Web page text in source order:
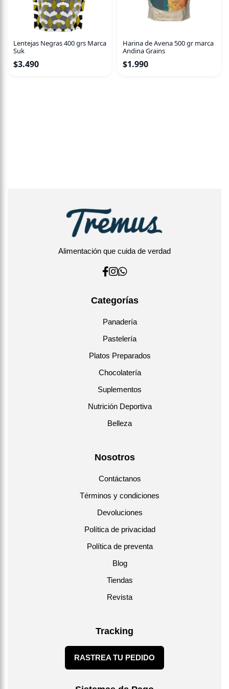
Lentejas Negras 400 grs Marca
Suk
$3.490
Harina de Avena 500 gr marca
Andina Grains
$1.990
Alimentación que cuida de verdad
Categorías
Panadería
Pastelería
Platos Preparados
Chocolatería
Suplementos
Nutrición Deportiva
Belleza
Nosotros
Contáctanos
Términos y condiciones
Devoluciones
Política de privacidad
Política de preventa
Blog
Tiendas
Revista
Tracking
RASTREA TU PEDIDO